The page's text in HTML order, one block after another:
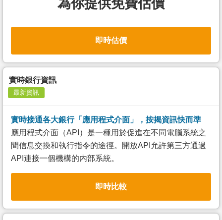
為你提供免費估價
即時估價
實時銀行資訊
最新資訊
實時接通各大銀行「應用程式介面」，按揭資訊快而準
應用程式介面（API）是一種用於促進在不同電腦系統之
間信息交換和執行指令的途徑。開放API允許第三方通過
API連接一個機構的内部系統。
即時比較